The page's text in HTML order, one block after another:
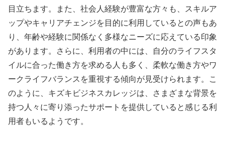
目立ちます。また、社会人経験が豊富な方々も、スキルア
ップやキャリアチェンジを目的に利用しているとの声もあ
り、年齢や経験に関係なく多様なニーズに応えている印象
があります。さらに、利用者の中には、自分のライフスタ
イルに合った働き方を求める人も多く、柔軟な働き方やワ
ークライフバランスを重視する傾向が見受けられます。こ
のように、キズキビジネスカレッジは、さまざまな背景を
持つ人々に寄り添ったサポートを提供していると感じる利
用者もいるようです。